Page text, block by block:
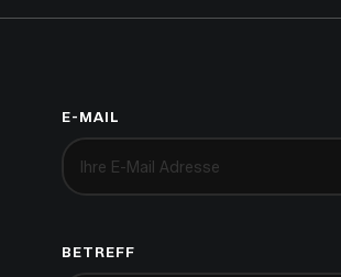
E-MAIL
BETREFF